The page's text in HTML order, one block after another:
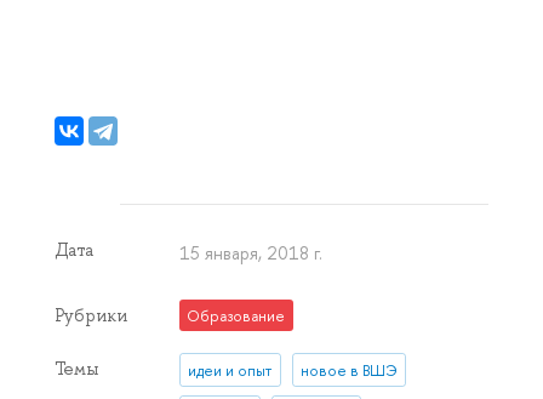
Дата 15 января, 2018 г.
Рубрики Образование
Темы идеи и опыт новое в ВШЭ